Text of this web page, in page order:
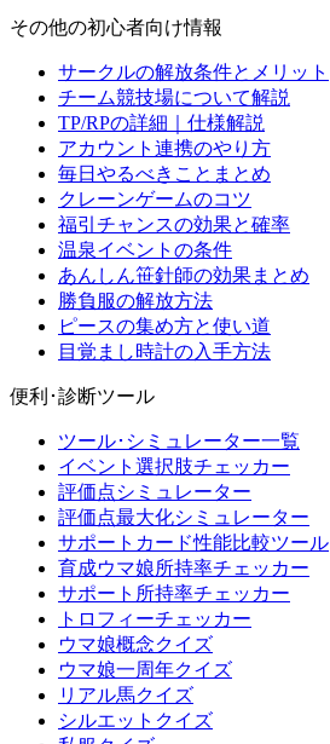
その他の初心者向け情報
サークルの解放条件とメリット
チーム競技場について解説
TP/RPの詳細｜仕様解説
アカウント連携のやり方
毎日やるべきことまとめ
クレーンゲームのコツ
福引チャンスの効果と確率
温泉イベントの条件
あんしん笹針師の効果まとめ
勝負服の解放方法
ピースの集め方と使い道
目覚まし時計の入手方法
便利･診断ツール
ツール･シミュレーター一覧
イベント選択肢チェッカー
評価点シミュレーター
評価点最大化シミュレーター
サポートカード性能比較ツール
育成ウマ娘所持率チェッカー
サポート所持率チェッカー
トロフィーチェッカー
ウマ娘概念クイズ
ウマ娘一周年クイズ
リアル馬クイズ
シルエットクイズ